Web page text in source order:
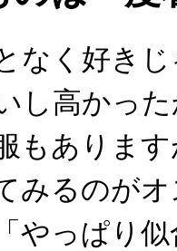
なく好き
し高かっ
もありま
みるのが
やっぱり